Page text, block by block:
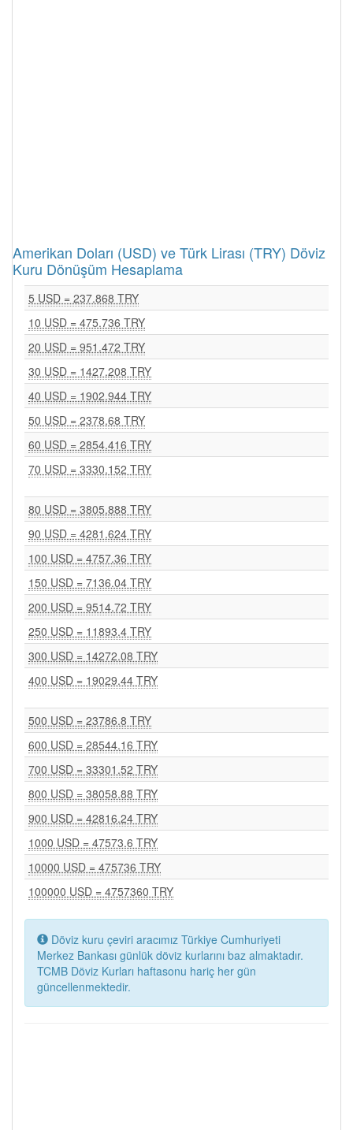
Amerikan Doları (USD) ve Türk Lirası (TRY) Döviz
Kuru Dönüşüm Hesaplama
5 USD = 237.868 TRY
10 USD = 475.736 TRY
20 USD = 951.472 TRY
30 USD = 1427.208 TRY
40 USD = 1902.944 TRY
50 USD = 2378.68 TRY
60 USD = 2854.416 TRY
70 USD = 3330.152 TRY
80 USD = 3805.888 TRY
90 USD = 4281.624 TRY
100 USD = 4757.36 TRY
150 USD = 7136.04 TRY
200 USD = 9514.72 TRY
250 USD = 11893.4 TRY
300 USD = 14272.08 TRY
400 USD = 19029.44 TRY
500 USD = 23786.8 TRY
600 USD = 28544.16 TRY
700 USD = 33301.52 TRY
800 USD = 38058.88 TRY
900 USD = 42816.24 TRY
1000 USD = 47573.6 TRY
10000 USD = 475736 TRY
100000 USD = 4757360 TRY
Döviz kuru çeviri aracımız Türkiye Cumhuriyeti
Merkez Bankası günlük döviz kurlarını baz almaktadır.
TCMB Döviz Kurları haftasonu hariç her gün
güncellenmektedir.